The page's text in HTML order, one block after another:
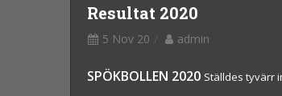
Resultat 2020
5 Nov 20 admin
SPÖKBOLLEN 2020 Ställdes tyvärr